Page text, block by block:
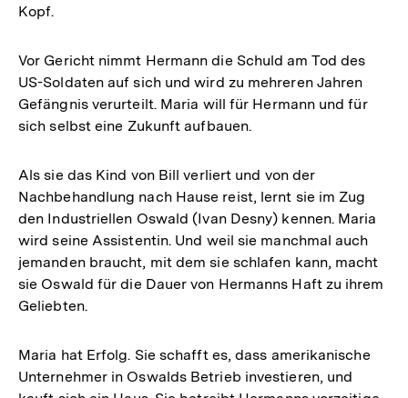
Kopf.
Vor Gericht nimmt Hermann die Schuld am Tod des
US-Soldaten auf sich und wird zu mehreren Jahren
Gefängnis verurteilt. Maria will für Hermann und für
sich selbst eine Zukunft aufbauen.
Als sie das Kind von Bill verliert und von der
Nachbehandlung nach Hause reist, lernt sie im Zug
den Industriellen Oswald (Ivan Desny) kennen. Maria
wird seine Assistentin. Und weil sie manchmal auch
jemanden braucht, mit dem sie schlafen kann, macht
sie Oswald für die Dauer von Hermanns Haft zu ihrem
Geliebten.
Maria hat Erfolg. Sie schafft es, dass amerikanische
Unternehmer in Oswalds Betrieb investieren, und